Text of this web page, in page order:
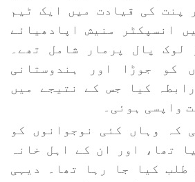
پنت کی قیادت میں ایک ٹیم
انسپکٹر منیش اپادھیائے
لوک پال پرمار شامل تھے۔
کو جوڑا اور ہندوستانی
کیا جس کے نتیجے میں
واپسی ہوئی۔
کہ وہاں کئی نوجوانوں کو
تھا، اور ان کے اہل خانہ
طلب کیا جا رہا تھا۔ دیہی